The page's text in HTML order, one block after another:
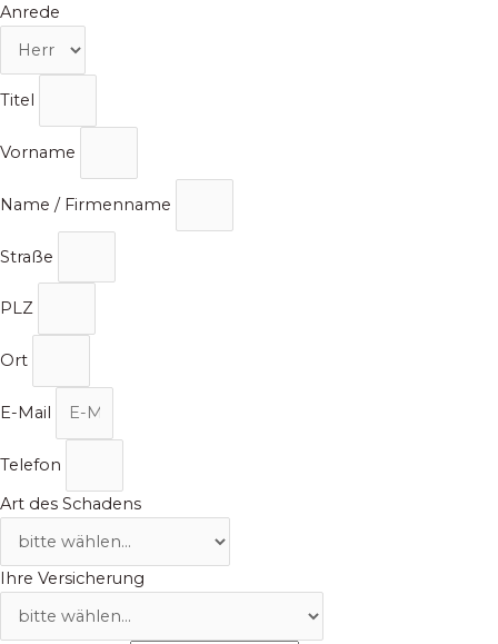
Zum
springen
Anrede
Titel
Vorname
Name / Firmenname
Straße
PLZ
Ort
E-Mail
Telefon
Art des Schadens
Ihre Versicherung